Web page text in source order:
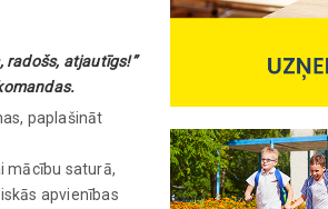
radošs, atjautīgs!”
paplašināt
mācību saturā,
apvienības